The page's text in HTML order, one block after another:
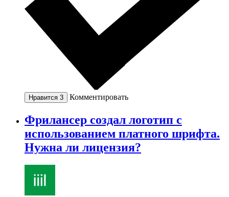
Нравится 3 Комментировать
Фрилансер создал логотип с
использованием платного шрифта.
Нужна ли лицензия?